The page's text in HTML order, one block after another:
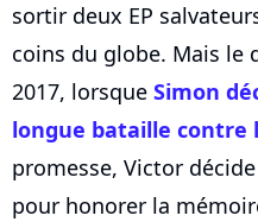
sortir deux EP
coins du globe. Mais le
2017, lorsque Simon
longue bataille contre
promesse, Victor
pour honorer la